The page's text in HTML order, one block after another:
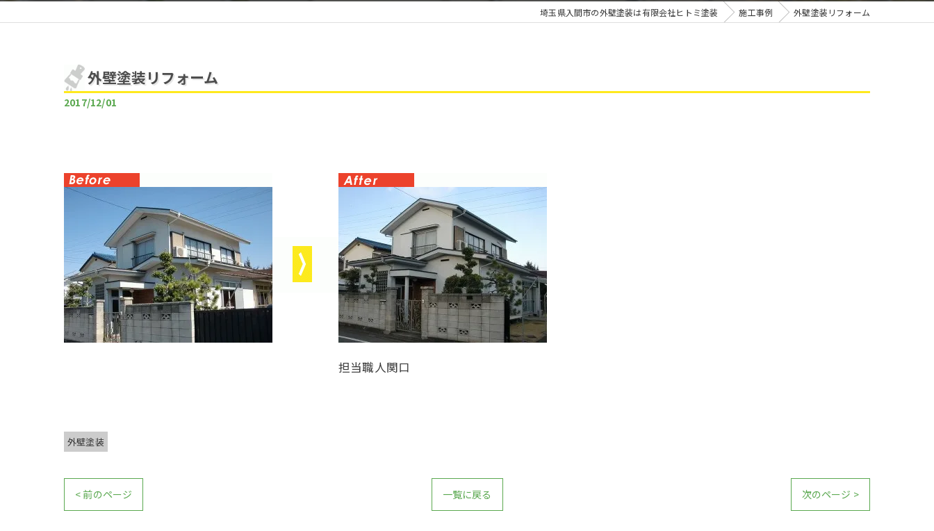
雨漏り
埼玉県入間市の外壁塗装は有限会社ヒトミ塗装 施工事例 外壁塗装リフォーム
外壁塗装リフォーム
2017/12/01
担当職人関口
外壁塗装
< 前のページ 一覧に戻る 次のページ >